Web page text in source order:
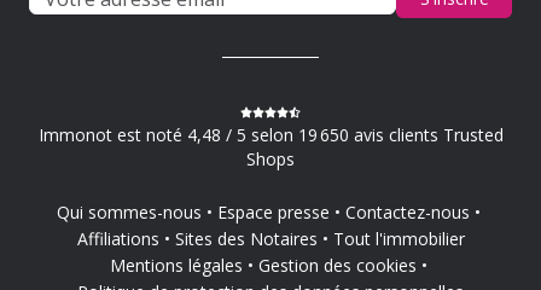
Immonot est noté 4,48 / 5 selon 19 650 avis clients Trusted
Shops
Qui sommes-nous Espace presse
Contactez-nous
Affiliations
Sites des Notaires
Tout l'immobilier
Mentions légales
Gestion des cookies